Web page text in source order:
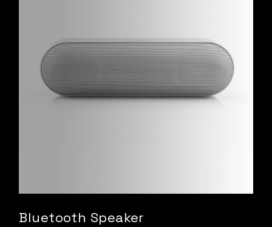
Bluetooth Speaker